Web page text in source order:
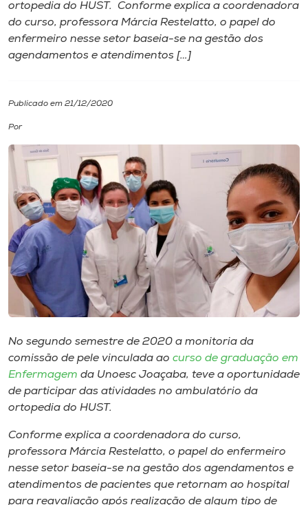
Diplomados
Cultura
CPA
Biblioteca
Editora
Rádio
Museu
Unoesc
Selecione
o idioma
ortopedia do HUST. Conforme explica a coordenadora
do curso, professora Márcia Restelatto, o papel do
enfermeiro nesse setor baseia-se na gestão dos
agendamentos e atendimentos […]
Publicado em 21/12/2020
Por
No segundo semestre de 2020 a monitoria da
comissão de pele vinculada ao curso de graduação em
Enfermagem da Unoesc Joaçaba, teve a oportunidade
de participar das atividades no ambulatório da
ortopedia do HUST.
Conforme explica a coordenadora do curso,
professora Márcia Restelatto, o papel do enfermeiro
nesse setor baseia-se na gestão dos agendamentos e
atendimentos de pacientes que retornam ao hospital
para reavaliação após realização de algum tipo de